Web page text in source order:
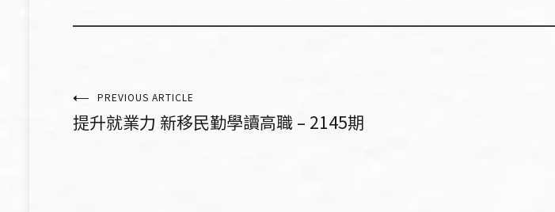
文PREVIOUS ARTICLE
提升就業力 新移民勤學讀高職 – 2145期